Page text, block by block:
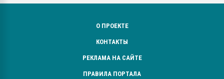
О ПРОЕКТЕ
КОНТАКТЫ
РЕКЛАМА НА САЙТЕ
ПРАВИЛА ПОРТАЛА